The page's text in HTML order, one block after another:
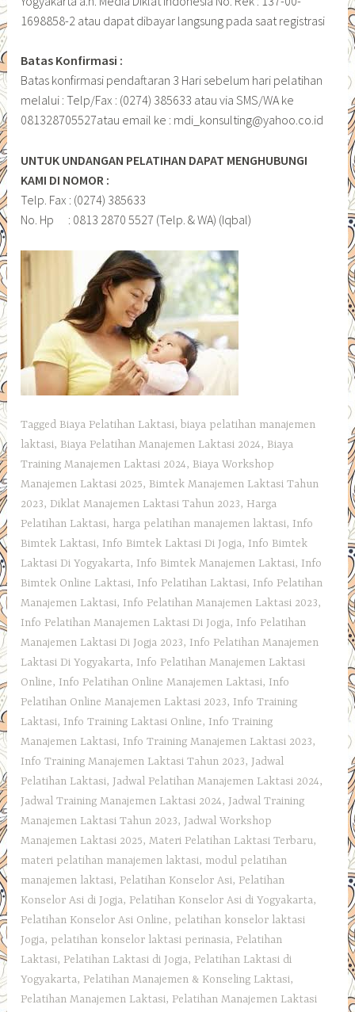
1698858-2 atau dapat dibayar langsung pada saat registrasi
Batas Konfirmasi :
Batas konfirmasi pendaftaran 3 Hari sebelum hari pelatihan
melalui : Telp/Fax : (0274) 385633 atau via SMS/WA ke
081328705527atau email ke : mdi_konsulting@yahoo.co.id
UNTUK UNDANGAN PELATIHAN DAPAT MENGHUBUNGI
KAMI DI NOMOR :
Telp. Fax : (0274) 385633
No. Hp : 0813 2870 5527 (Telp. & WA) (Iqbal)
Tagged Biaya Pelatihan Laktasi, biaya pelatihan manajemen
laktasi, Biaya Pelatihan Manajemen Laktasi 2024, Biaya
Training Manajemen Laktasi 2024, Biaya Workshop
Manajemen Laktasi 2025, Bimtek Manajemen Laktasi Tahun
2023,Diklat Manajemen Laktasi Tahun 2023, Harga
Pelatihan Laktasi, harga pelatihan manajemen laktasi, Info
Bimtek Laktasi, Info Bimtek Laktasi Di Jogja, Info Bimtek
Laktasi Di Yogyakarta, Info Bimtek Manajemen Laktasi, Info
Bimtek Online Laktasi, Info Pelatihan Laktasi, Info Pelatihan
Manajemen Laktasi, Info Pelatihan Manajemen Laktasi 2023,
Info Pelatihan Manajemen Laktasi Di Jogja, Info Pelatihan
Manajemen Laktasi Di Jogja 2023, Info Pelatihan Manajemen
Laktasi Di Yogyakarta, Info Pelatihan Manajemen Laktasi
Online, Info Pelatihan Online Manajemen Laktasi, Info
Pelatihan Online Manajemen Laktasi 2023, Info Training
Laktasi, Info Training Laktasi Online, Info Training
Manajemen Laktasi, Info Training Manajemen Laktasi 2023,
Info Training Manajemen Laktasi Tahun 2023, Jadwal
Pelatihan Laktasi, Jadwal Pelatihan Manajemen Laktasi 2024,
Jadwal Training Manajemen Laktasi 2024, Jadwal Training
Manajemen Laktasi Tahun 2023, Jadwal Workshop
Manajemen Laktasi 2025,Materi Pelatihan Laktasi Terbaru,
materi pelatihan manajemen laktasi, modul pelatihan
manajemen laktasi, Pelatihan Konselor Asi, Pelatihan
Konselor Asi di Jogja, Pelatihan Konselor Asi di Yogyakarta,
Pelatihan Konselor Asi Online, pelatihan konselor laktasi
Jogja, pelatihan konselor laktasi perinasia, Pelatihan
Laktasi, Pelatihan Laktasi di Jogja, Pelatihan Laktasi di
Yogyakarta, Pelatihan Manajemen & Konseling Laktasi,
Pelatihan Manajemen Laktasi, Pelatihan Manajemen Laktasi